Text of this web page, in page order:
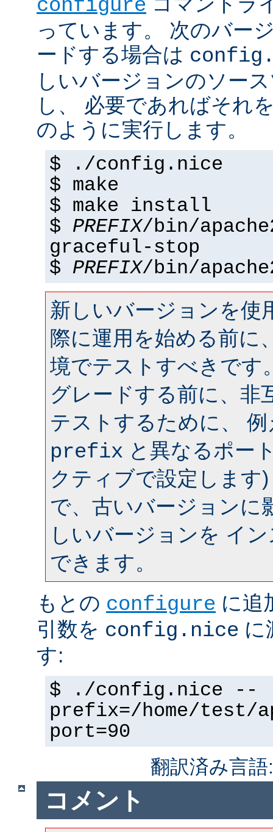
configure
っています。 次のバー
ードする場合は
しいバージョンのソー
し、 必要であればそれ
のように実行します。
$ ./config.nice
$ make
$ make install
$ PREFIX/bin/
graceful-stop
$ PREFIX/bin/
新しいバージョンを使
際に運用を始める前に
境でテストすべきです
グレードする前に、非
テストするために、
prefix と異なるポー
クティブで設定します
で、古いバージョンに
しいバージョンを イ
できます。
もとの configure に追
引数を config.nice に
す:
$ ./config.nice --
prefix=/home/test/
port=90
翻訳済み言
コメント